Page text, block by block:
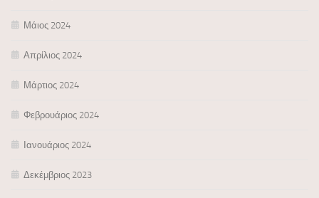
Μάιος 2024
Απρίλιος 2024
Μάρτιος 2024
Φεβρουάριος 2024
Ιανουάριος 2024
Δεκέμβριος 2023